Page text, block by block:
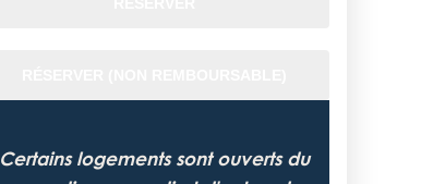
Certains logements sont ouverts du